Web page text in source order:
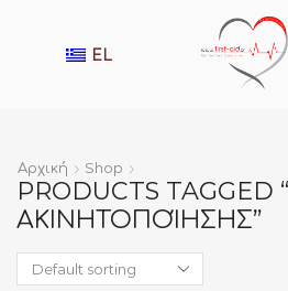
EL
Αρχική Shop
PRODUCTS
ΑΚΙΝΗΤΟΠΟΊΗΣΗΣ”